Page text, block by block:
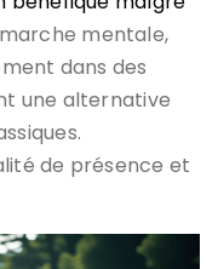
marche mentale,
dans des
une alternative
de présence et